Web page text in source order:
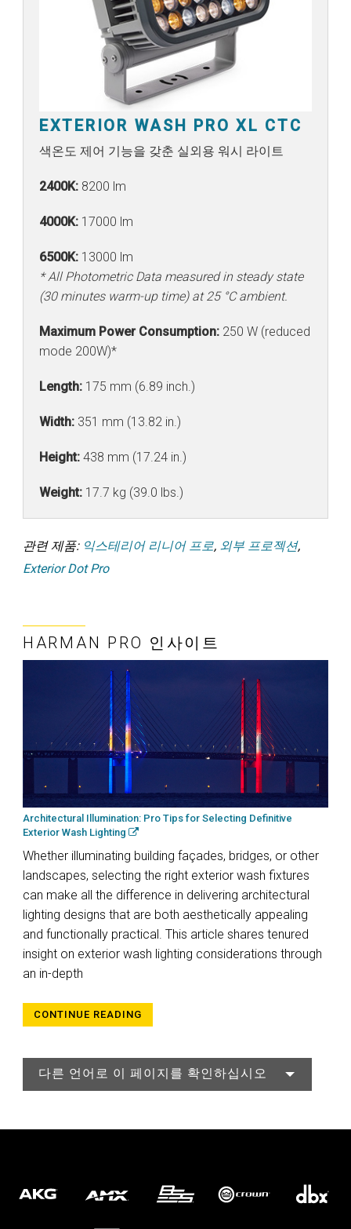
EXTERIOR WASH PRO XL CTC
색온도 제어 기능을 갖춘 실외용 워시 라이트
2400K: 8200 lm
4000K: 17000 lm
6500K: 13000 lm
* All Photometric Data measured in steady state
(30 minutes warm-up time) at 25 °C ambient.
Maximum Power Consumption: 250 W (reduced
mode 200W)*
Length: 175 mm (6.89 inch.)
Width: 351 mm (13.82 in.)
Height: 438 mm (17.24 in.)
Weight: 17.7 kg (39.0 lbs.)
관련 제품: 익스테리어 리니어 프로, 외부 프로젝션,
Exterior Dot Pro
HARMAN PRO 인사이트
Architectural Illumination: Pro Tips for Selecting Definitive
Exterior Wash Lighting
Whether illuminating building façades, bridges, or other
landscapes, selecting the right exterior wash fixtures
can make all the difference in delivering architectural
lighting designs that are both aesthetically appealing
and functionally practical. This article shares tenured
insight on exterior wash lighting considerations through
an in-depth
CONTINUE READING
다른 언어로 이 페이지를 확인하십시오